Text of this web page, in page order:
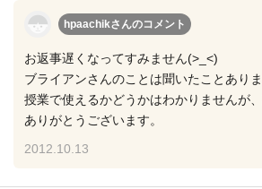
hpaachikさんのコメント
お返事遅くなってすみません(>_<)
ブライアンさんのことは聞いたことありま
授業で使えるかどうかはわかりませんが、
ありがとうございます。
2012.10.13